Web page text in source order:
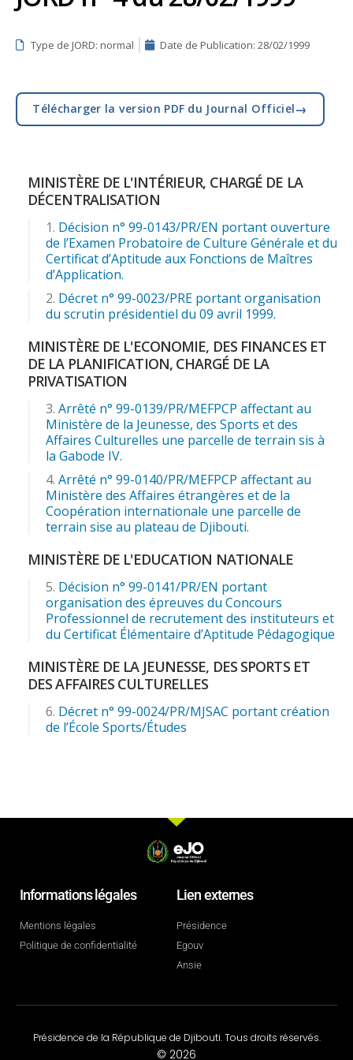
Type de JORD: normal Date de Publication: 28/02/1999
Télécharger la version PDF du Journal Officiel→
MINISTÈRE DE L'INTÉRIEUR, CHARGÉ DE LA
DÉCENTRALISATION
Décision n° 99-0143/PR/EN portant ouverture
de l’Examen Probatoire de Culture Générale et du
Certificat d’Aptitude aux Fonctions de Maîtres
d’Application.
Décret n° 99-0023/PRE portant organisation
du scrutin présidentiel du 09 avril 1999.
MINISTÈRE DE L'ECONOMIE, DES FINANCES ET
DE LA PLANIFICATION, CHARGÉ DE LA
PRIVATISATION
Arrêté n° 99-0139/PR/MEFPCP affectant au
Ministère de la Jeunesse, des Sports et des
Affaires Culturelles une parcelle de terrain sis à
la Gabode IV.
Arrêté n° 99-0140/PR/MEFPCP affectant au
Ministère des Affaires étrangères et de la
Coopération internationale une parcelle de
terrain sise au plateau de Djibouti.
MINISTÈRE DE L'EDUCATION NATIONALE
Décision n° 99-0141/PR/EN portant
organisation des épreuves du Concours
Professionnel de recrutement des instituteurs et
du Certificat Élémentaire d’Aptitude Pédagogique
MINISTÈRE DE LA JEUNESSE, DES SPORTS ET
DES AFFAIRES CULTURELLES
Décret n° 99-0024/PR/MJSAC portant création
de l’École Sports/Études
Informations légales
Mentions légales
Politique de confidentialité
Lien externes
Présidence
Egouv
Ansie
Présidence de la République de Djibouti. Tous droits réservés.
© 2026